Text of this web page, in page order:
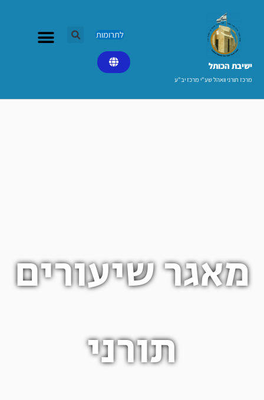
ישיבת הכותל​
מרכז תורני וואהל שע"י מרכז יב"ע
לתרומות
מאגר שיעורים
תורני